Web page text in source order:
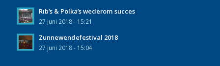
Rib’s & Polka’s wederom succes
27 juni 2018 - 15:21
Zunnewendefestival 2018
27 juni 2018 - 15:04